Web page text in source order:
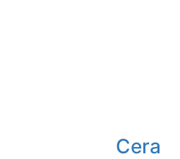
Cera